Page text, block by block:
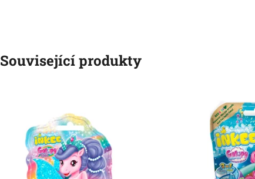
Související produkty